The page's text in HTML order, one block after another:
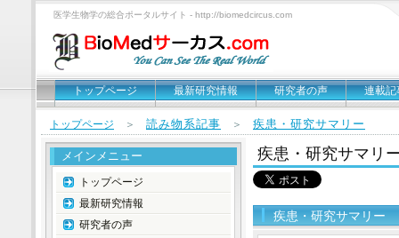
医学生物学の総合ポータルサイト - http://biomedcircus.com
トップページ 最新研究情報 研究者の声 連載記
トップページ ＞ 読み物系記事 ＞ 疾患・研究サマリー
疾患・研究サマリ
疾患・研究サマリー
メインメニュー
トップページ
最新研究情報
研究者の声